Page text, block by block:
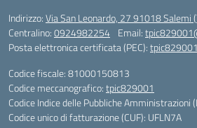
Indirizzo:Via San Leonardo, 27 91018 Salemi
Centralino:0924982254 Email:
Posta elettronica certificata (PEC):
Codice fiscale: 81000150813
Codice meccanografico:tpic829001
Codice Indice delle Pubbliche
Codice unico di fatturazione (CUF): UFLN7A